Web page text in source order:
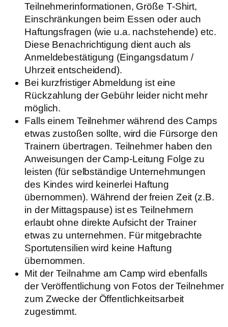
Teilnehmerinformationen, Größe T-Shirt,
Einschränkungen beim Essen oder auch
Haftungsfragen (wie u.a. nachstehende) etc.
Diese Benachrichtigung dient auch als
Anmeldebestätigung (Eingangsdatum /
Uhrzeit entscheidend).
⁠Bei kurzfristiger Abmeldung ist eine
Rückzahlung der Gebühr leider nicht mehr
möglich.
⁠Falls einem Teilnehmer während des Camps
etwas zustoßen sollte, wird die Fürsorge den
Trainern übertragen. Teilnehmer haben den
Anweisungen der Camp-Leitung Folge zu
leisten (für selbständige Unternehmungen
des Kindes wird keinerlei Haftung
übernommen). Während der freien Zeit (z.B.
in der Mittagspause) ist es Teilnehmern
erlaubt ohne direkte Aufsicht der Trainer
etwas zu unternehmen. Für mitgebrachte
Sportutensilien wird keine Haftung
übernommen.
⁠Mit der Teilnahme am Camp wird ebenfalls
der Veröffentlichung von Fotos der Teilnehmer
zum Zwecke der Öffentlichkeitsarbeit
zugestimmt.